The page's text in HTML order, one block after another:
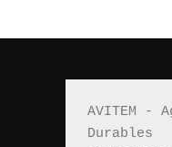
AVITEM -
Durables